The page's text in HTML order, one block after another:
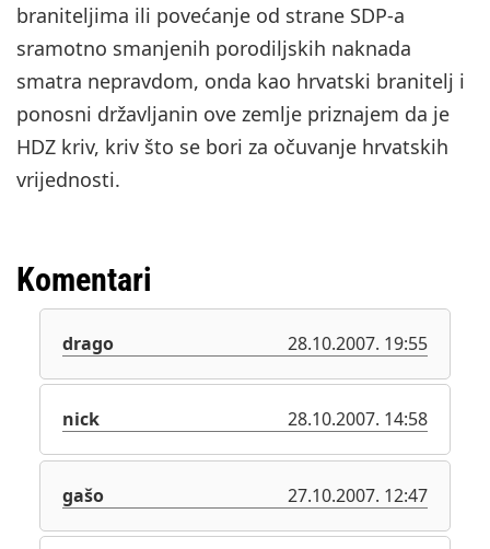
braniteljima ili povećanje od strane SDP-a
sramotno smanjenih porodiljskih naknada
smatra nepravdom, onda kao hrvatski branitelj i
ponosni državljanin ove zemlje priznajem da je
HDZ kriv, kriv što se bori za očuvanje hrvatskih
vrijednosti.
Komentari
drago 28.10.2007. 19:55
nick 28.10.2007. 14:58
gašo 27.10.2007. 12:47